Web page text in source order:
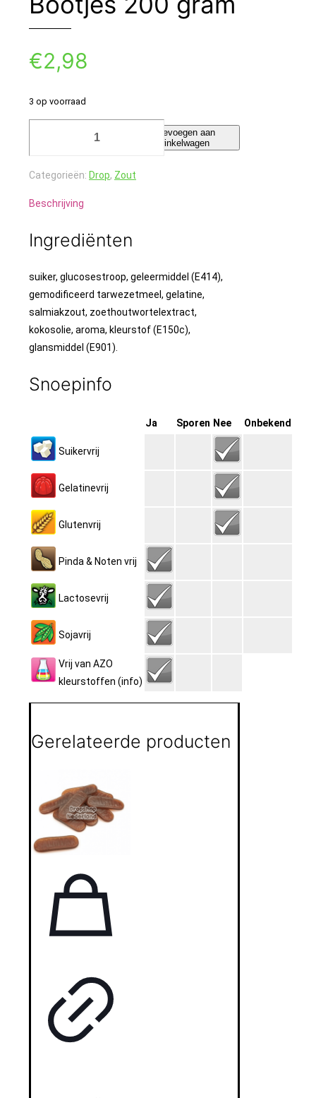
€2,98
3 op voorraad
Zoute
Bootjes
gram
aantal
Toevoegen aan
winkelwagen
Categorieën: Drop, Zout
Beschrijving
Ingrediënten
suiker, glucosestroop, geleermiddel (E414),
gemodificeerd tarwezetmeel, gelatine,
salmiakzout, zoethoutwortelextract,
kokosolie, aroma, kleurstof (E150c),
glansmiddel (E901).
Snoepinfo
Ja Sporen Nee Onbekend
Suikervrij
Gelatinevrij
Glutenvrij
Pinda & Noten vrij
Lactosevrij
Sojavrij
Vrij van AZO
kleurstoffen (info)
Gerelateerde producten